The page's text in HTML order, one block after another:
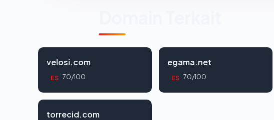
velosi.com
ES 70/100
egama.net
ES 70/100
torrecid.com